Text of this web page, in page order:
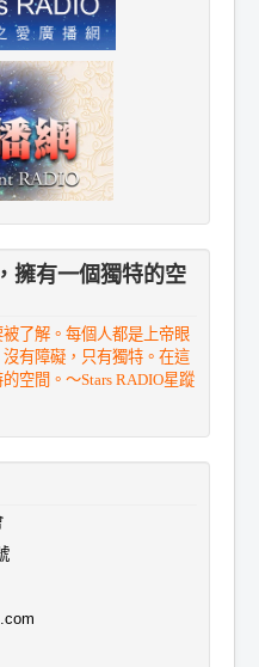
擁有一個獨特的空
了解。每個人都是上帝眼
有障礙，只有獨特。在這
空間。～Stars RADIO星蹤